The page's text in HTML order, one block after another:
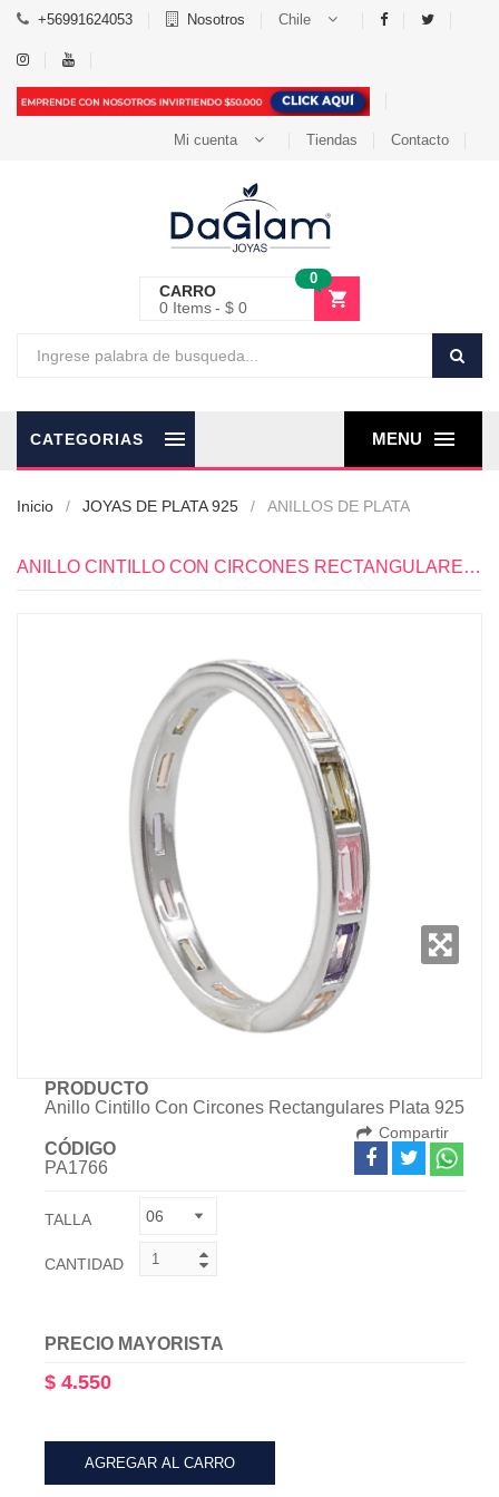
+56991624053 Nosotros Chile
Mi cuenta Tiendas Contacto
CARRO
0
0 Items $ 0
MENU
CATEGORIAS
Inicio JOYAS DE PLATA 925 ANILLOS DE PLATA
ANILLO CINTILLO CON CIRCONES RECTANGULARES PLATA 925 - PA1766
PRODUCTO
Anillo Cintillo Con Circones Rectangulares Plata 925
CÓDIGO
PA1766
Compartir
TALLA
CANTIDAD
PRECIO MAYORISTA
$ 4.550
AGREGAR AL CARRO